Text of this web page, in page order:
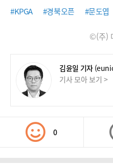
#KPGA #경북오픈 #문도엽
©(주)
김윤일 기자
기사 모아 보기 >
0